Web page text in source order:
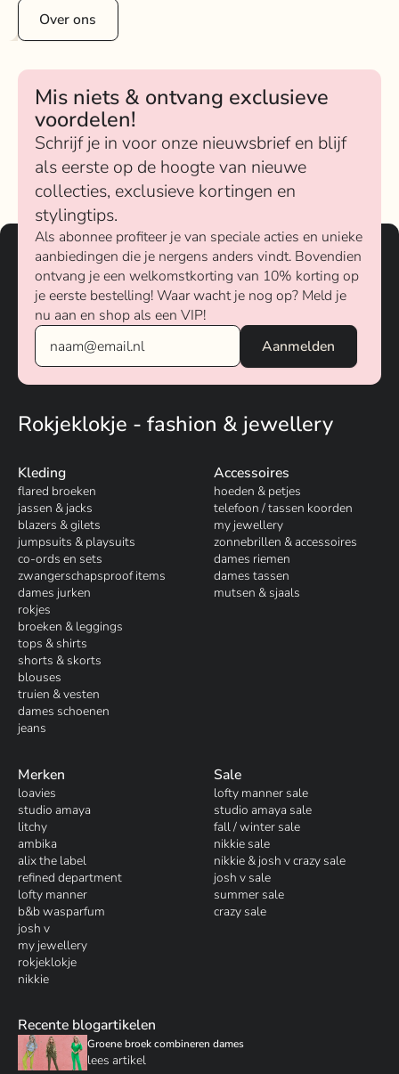
Over ons
Mis niets & ontvang exclusieve
voordelen!
Schrijf je in voor onze nieuwsbrief en blijf
als eerste op de hoogte van nieuwe
collecties, exclusieve kortingen en
stylingtips.
Als abonnee profiteer je van speciale acties en unieke
aanbiedingen die je nergens anders vindt. Bovendien
ontvang je een welkomstkorting van 10% korting op
je eerste bestelling! Waar wacht je nog op? Meld je
nu aan en shop als een VIP!
Rokjeklokje - fashion & jewellery
Kleding
flared broeken
jassen & jacks
blazers & gilets
jumpsuits & playsuits
co-ords en sets
zwangerschapsproof items
dames jurken
rokjes
broeken & leggings
tops & shirts
shorts & skorts
blouses
truien & vesten
dames schoenen
jeans
Accessoires
hoeden & petjes
telefoon / tassen koorden
my jewellery
zonnebrillen & accessoires
dames riemen
dames tassen
mutsen & sjaals
Merken
loavies
studio amaya
litchy
ambika
alix the label
refined department
lofty manner
b&b wasparfum
josh v
my jewellery
rokjeklokje
nikkie
Sale
lofty manner sale
studio amaya sale
fall / winter sale
nikkie sale
nikkie & josh v crazy sale
josh v sale
summer sale
crazy sale
Recente blogartikelen
Groene broek combineren dames
lees artikel